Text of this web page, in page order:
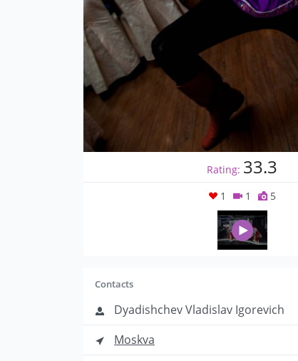
Rating: 33.3
1 1 5
Contacts
Dyadishchev Vladislav Igorevich
Moskva